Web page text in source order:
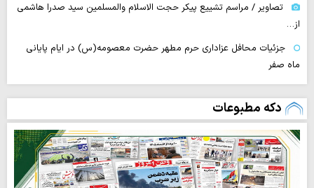
تصاویر / مراسم تشییع پیکر حجت ‌الاسلام والمسلمین سید صدرا هاشمی
از…
جزئیات محافل عزاداری حرم مطهر حضرت معصومه(س) در ایام پایانی
ماه صفر
دکه مطبوعات